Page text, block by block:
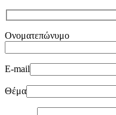
Ονοματεπώνυμο
E-mail
Θέμα